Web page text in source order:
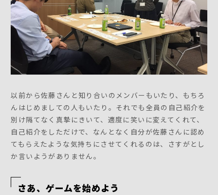
以前から佐藤さんと知り合いのメンバーもいたり、もちろ
んはじめましての人もいたり。それでも全員の自己紹介を
別け隔てなく真摯にきいて、適度に笑いに変えてくれて、
自己紹介をしただけで、なんとなく自分が佐藤さんに認め
てもらえたような気持ちにさせてくれるのは、さすがとし
か言いようがありません。
さあ、ゲームを始めよう